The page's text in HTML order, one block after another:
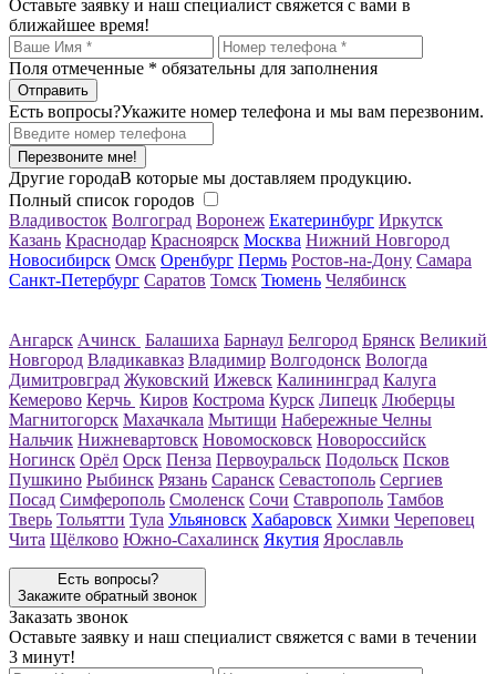
Оставьте заявку и наш специалист свяжется с вами в
ближайшее время!
Поля отмеченные * обязательны для заполнения
Есть вопросы?Укажите номер телефона и мы вам перезвоним.
Перезвоните мне!
Другие городаВ которые мы доставляем продукцию.
Полный список городов
Владивосток Волгоград Воронеж Екатеринбург Иркутск
Казань Краснодар Красноярск Москва Нижний Новгород
Новосибирск Омск Оренбург Пермь Ростов-на-Дону Самара
Санкт-Петербург Саратов Томск Тюмень Челябинск
Ангарск Ачинск Балашиха Барнаул Белгород Брянск Великий
Новгород Владикавказ Владимир Волгодонск Вологда
Димитровград Жуковский Ижевск Калининград Калуга
Кемерово Керчь Киров Кострома Курск Липецк Люберцы
Магнитогорск Махачкала Мытищи Набережные Челны
Нальчик Нижневартовск Новомосковск Новороссийск
Ногинск Орёл Орск Пенза Первоуральск Подольск Псков
Пушкино Рыбинск Рязань Саранск Севастополь Сергиев
Посад Симферополь Смоленск Сочи Ставрополь Тамбов
Тверь Тольятти Тула Ульяновск Хабаровск Химки Череповец
Чита Щёлково Южно-Сахалинск Якутия Ярославль
Есть вопросы?
Закажите обратный звонок
Заказать звонок
Оставьте заявку и наш специалист свяжется с вами в течении
3 минут!